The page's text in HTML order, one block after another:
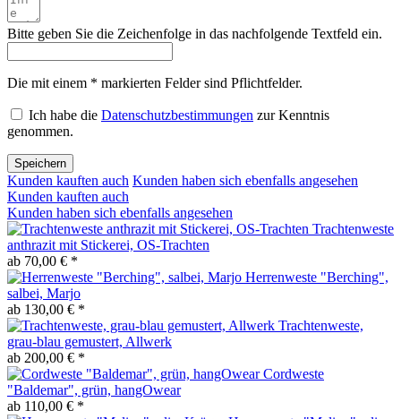
Bitte geben Sie die Zeichenfolge in das nachfolgende Textfeld ein.
Die mit einem * markierten Felder sind Pflichtfelder.
Ich habe die Datenschutzbestimmungen zur Kenntnis
genommen.
Speichern
Kunden kauften auch Kunden haben sich ebenfalls angesehen
Kunden kauften auch
Kunden haben sich ebenfalls angesehen
Trachtenweste
anthrazit mit Stickerei, OS-Trachten
ab 70,00 € *
Herrenweste "Berching",
salbei, Marjo
ab 130,00 € *
Trachtenweste,
grau-blau gemustert, Allwerk
ab 200,00 € *
Cordweste
"Baldemar", grün, hangOwear
ab 110,00 € *